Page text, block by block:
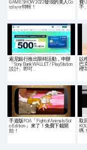
GAME SHOW 2022發現的美人Co
splayer特輯！
費
手
索尼銀行推出限時活動，申辦
「Sony Bank WALLET / PlayStation
設計」即可…
以
巴
櫻
手遊版FOA「Fight of Animals-Sol
o Edition-」來了！免費下載開
始！
取
嗎